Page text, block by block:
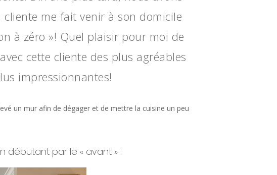
me fait venir à son domicile
à zéro »! Quel plaisir pour moi de
cette cliente des plus agréables
impressionnantes!
un mur afin de dégager et de mettre la cuisine un peu
débutant par le « avant » :